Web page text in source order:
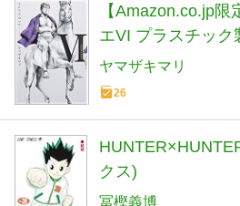
【Amazon.co.jp
エVI プラスチック
ヤマザキマリ
26
クス)
冨樫義博